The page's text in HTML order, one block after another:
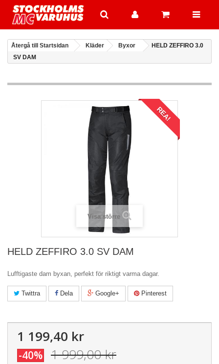
Återgå till Startsidan Kläder Byxor
HELD ZEFFIRO 3.0
SV DAM
REA!
Visa större
HELD ZEFFIRO 3.0 SV DAM
Lufftigaste dam byxan, perfekt för riktigt varma dagar.
Twittra Dela Google+ Pinterest
1 199,40 kr
-40% 1 999,00 kr